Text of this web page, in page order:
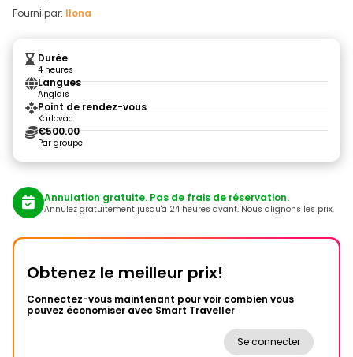
Fourni par: Ilona
Durée
4 heures
Langues
Anglais
Point de rendez-vous
Karlovac
€500.00
Par groupe
Annulation gratuite. Pas de frais de réservation.
Annulez gratuitement jusqu'à 24 heures avant. Nous alignons les prix.
Obtenez le meilleur prix!
Connectez-vous maintenant pour voir combien vous
pouvez économiser avec Smart Traveller
Se connecter